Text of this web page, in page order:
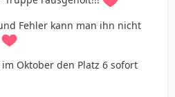
Fehler kann man ihn nicht
Oktober den Platz 6 sofort